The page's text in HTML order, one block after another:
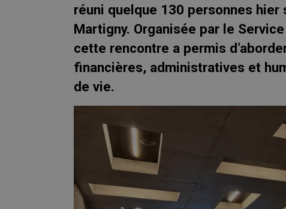
réuni quelque 130 personnes
Martigny. Organisée par le
cette rencontre a permis
financières, administratives et
de vie.